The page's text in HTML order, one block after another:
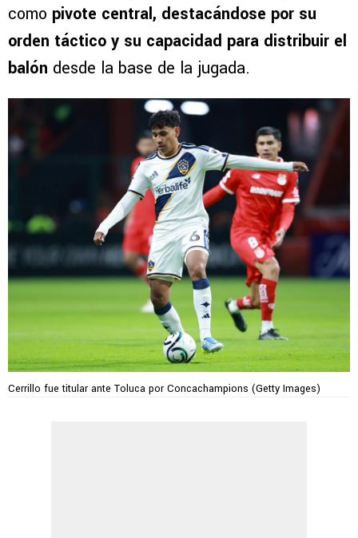
como pivote central, destacándose por su
orden táctico y su capacidad para distribuir el
balón desde la base de la jugada.
Cerrillo fue titular ante Toluca por Concachampions (Getty Images)